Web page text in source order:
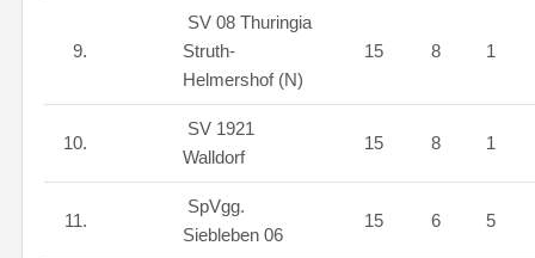
9.
SV 08 Thuringia
Struth-
Helmershof (N)
15 8 1
10.
SV 1921
Walldorf
15 8 1
11.
SpVgg.
Siebleben 06
15 6 5